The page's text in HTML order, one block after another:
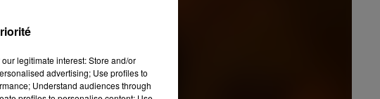
legitimate interest: Store and/or
advertising; Use profiles to
Understand audiences through